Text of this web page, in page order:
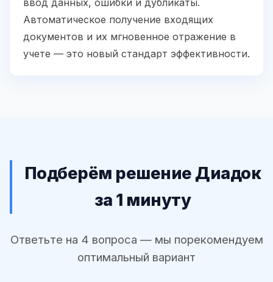
ввод данных, ошибки и дубликаты.
Автоматическое получение входящих
документов и их мгновенное отражение в
учете — это новый стандарт эффективности.
Подберём решение Диадок
за 1 минуту
Ответьте на 4 вопроса — мы порекомендуем
оптимальный вариант